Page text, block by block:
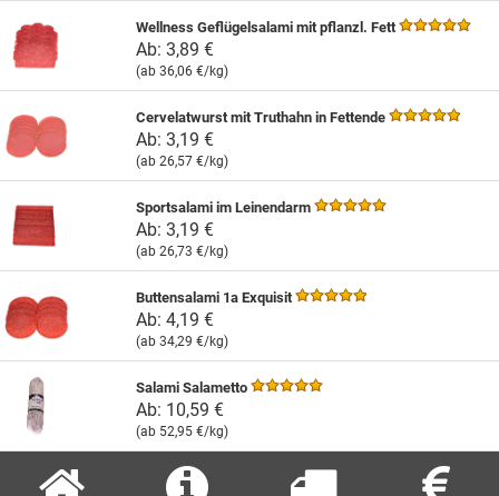
Wellness Geflügelsalami mit pflanzl. Fett
Ab: 3,89 €
(ab 36,06 €/kg)
Cervelatwurst mit Truthahn in Fettende
Ab: 3,19 €
(ab 26,57 €/kg)
Sportsalami im Leinendarm
Ab: 3,19 €
(ab 26,73 €/kg)
Buttensalami 1a Exquisit
Ab: 4,19 €
(ab 34,29 €/kg)
Salami Salametto
Ab: 10,59 €
(ab 52,95 €/kg)